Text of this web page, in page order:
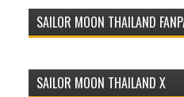
SAILOR MOON THAILAND
SAILOR MOON THAILAND X